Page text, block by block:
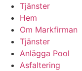
Tjänster
Hem
Om Markfirman
Tjänster
Anlägga Pool
Asfaltering